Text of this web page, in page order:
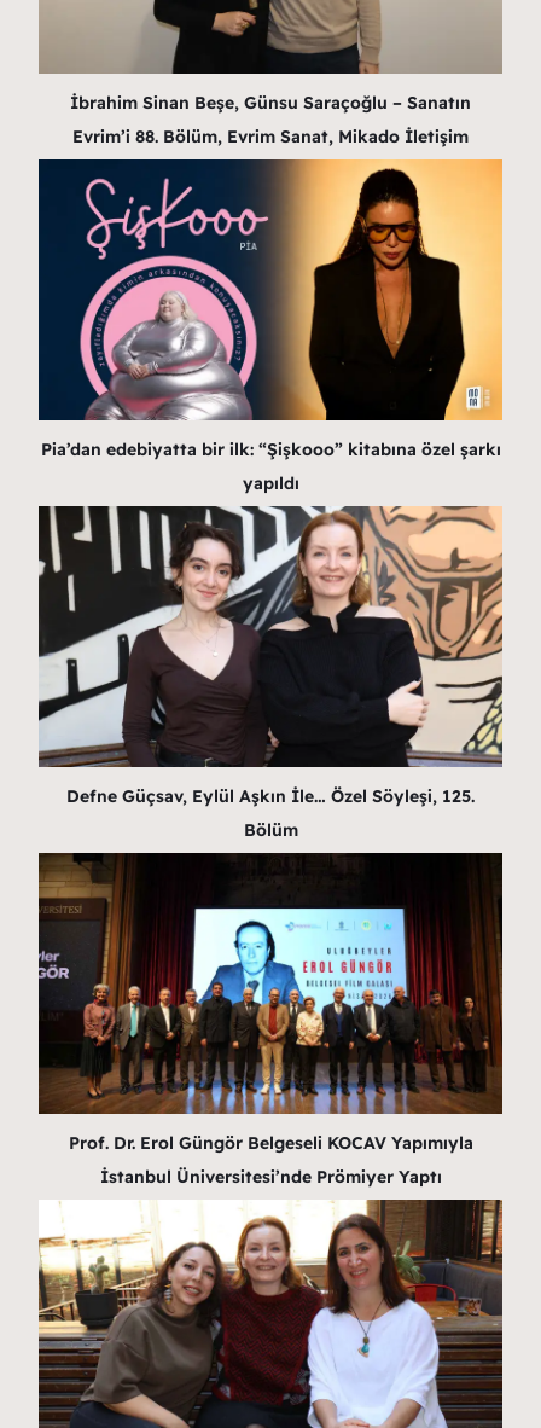
İbrahim Sinan Beşe, Günsu Saraçoğlu – Sanatın
Evrim’i 88. Bölüm, Evrim Sanat, Mikado İletişim
Pia’dan edebiyatta bir ilk: “Şişkooo” kitabına özel şarkı
yapıldı
Defne Güçsav, Eylül Aşkın İle… Özel Söyleşi, 125.
Bölüm
Prof. Dr. Erol Güngör Belgeseli KOCAV Yapımıyla
İstanbul Üniversitesi’nde Prömiyer Yaptı